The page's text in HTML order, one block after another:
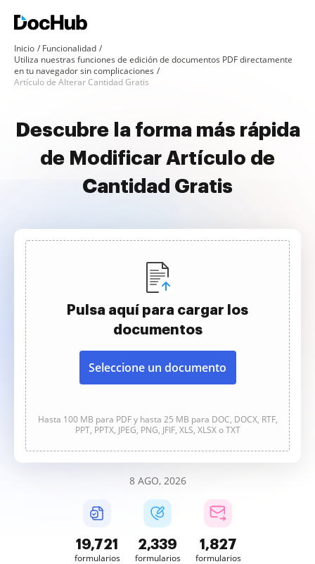
Inicio
Funcionalidad
Utiliza nuestras funciones de edición de documentos PDF directamente
en tu navegador sin complicaciones
Artículo de Alterar Cantidad Gratis
Descubre la forma más rápida
de Modificar Artículo de
Cantidad Gratis
Pulsa aquí para cargar los
documentos
Seleccione un documento
Hasta 100 MB para PDF y hasta 25 MB para DOC, DOCX, RTF,
PPT, PPTX, JPEG, PNG, JFIF, XLS, XLSX o TXT
8 AGO, 2026
19,723
formularios
2,339
formularios
1,827
formularios